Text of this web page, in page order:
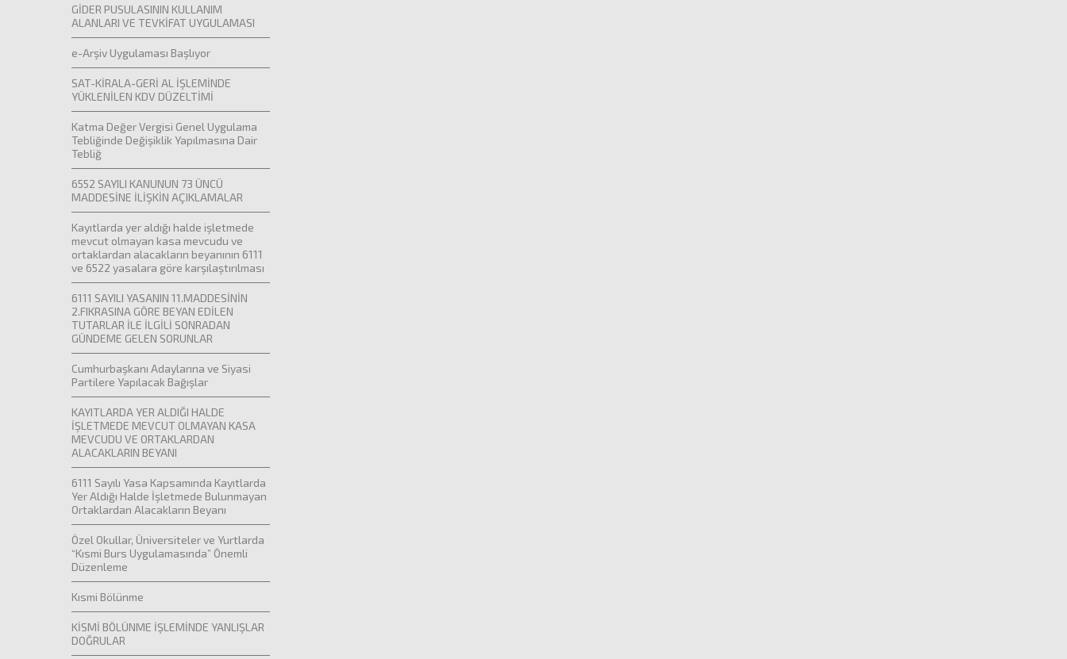
GİDER PUSULASININ KULLANIM
ALANLARI VE TEVKİFAT UYGULAMASI
e-Arşiv Uygulaması Başlıyor
SAT-KİRALA-GERİ AL İŞLEMİNDE
YÜKLENİLEN KDV DÜZELTİMİ
Katma Değer Vergisi Genel Uygulama
Tebliğinde Değişiklik Yapılmasına Dair
Tebliğ
6552 SAYILI KANUNUN 73 ÜNCÜ
MADDESİNE İLİŞKİN AÇIKLAMALAR
Kayıtlarda yer aldığı halde işletmede
mevcut olmayan kasa mevcudu ve
ortaklardan alacakların beyanının 6111
ve 6522 yasalara göre karşılaştırılması
6111 SAYILI YASANIN 11.MADDESİNİN
2.FIKRASINA GÖRE BEYAN EDİLEN
TUTARLAR İLE İLGİLİ SONRADAN
GÜNDEME GELEN SORUNLAR
Cumhurbaşkanı Adaylarına ve Siyasi
Partilere Yapılacak Bağışlar
KAYITLARDA YER ALDIĞI HALDE
İŞLETMEDE MEVCUT OLMAYAN KASA
MEVCUDU VE ORTAKLARDAN
ALACAKLARIN BEYANI
6111 Sayılı Yasa Kapsamında Kayıtlarda
Yer Aldığı Halde İşletmede Bulunmayan
Ortaklardan Alacakların Beyanı
Özel Okullar, Üniversiteler ve Yurtlarda
“Kısmi Burs Uygulamasında” Önemli
Düzenleme
Kısmi Bölünme
KİSMİ BÖLÜNME İŞLEMİNDE YANLIŞLAR
DOĞRULAR